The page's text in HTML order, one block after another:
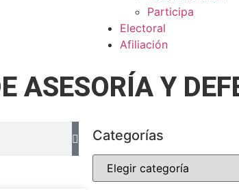
Participa
Electoral
Afiliación
ASESORÍA Y
Categorías